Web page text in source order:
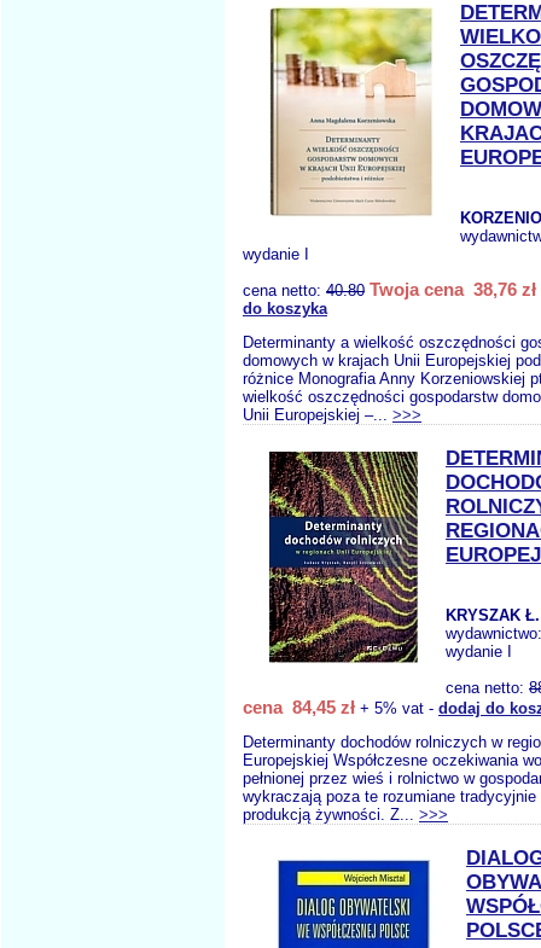
wydanie I
cena netto: 40.80 Twoja cena 38,76 zł
do koszyka
Determinanty a wielkość oszczędności
domowych w krajach Unii Europejskiej
różnice Monografia Anny Korzeniowskiej
wielkość oszczędności gospodarstw
Unii Europejskiej –... >>>
KRYSZAK
wydanie I
cena netto:
cena 84,45 zł + 5% vat - dodaj do
Determinanty dochodów rolniczych w
Europejskiej Współczesne oczekiwania
pełnionej przez wieś i rolnictwo w
wykraczają poza te rozumiane
produkcją żywności. Z... >>>